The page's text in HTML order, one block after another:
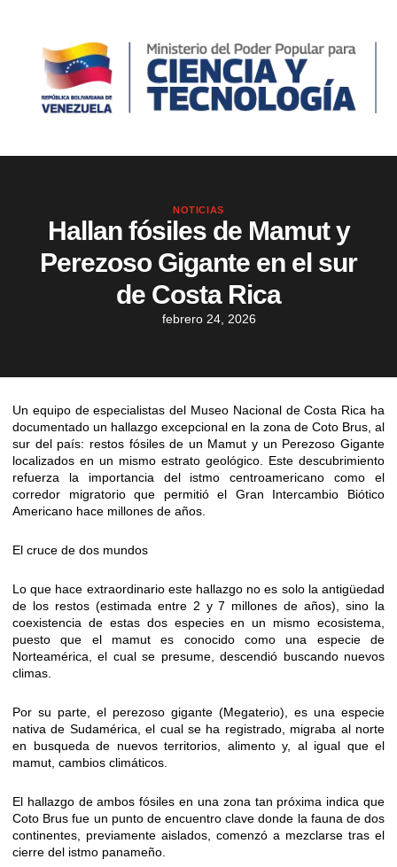
NOTICIAS
Hallan fósiles de Mamut y
Perezoso Gigante en el sur
de Costa Rica
febrero 24, 2026
Un equipo de especialistas del Museo Nacional de Costa Rica ha
documentado un hallazgo excepcional en la zona de Coto Brus, al
sur del país: restos fósiles de un Mamut y un Perezoso Gigante
localizados en un mismo estrato geológico. Este descubrimiento
refuerza la importancia del istmo centroamericano como el
corredor migratorio que permitió el Gran Intercambio Biótico
Americano hace millones de años.
El cruce de dos mundos
Lo que hace extraordinario este hallazgo no es solo la antigüedad
de los restos (estimada entre 2 y 7 millones de años), sino la
coexistencia de estas dos especies en un mismo ecosistema,
puesto que el mamut es conocido como una especie de
Norteamérica, el cual se presume, descendió buscando nuevos
climas.
Por su parte, el perezoso gigante (Megaterio), es una especie
nativa de Sudamérica, el cual se ha registrado, migraba al norte
en busqueda de nuevos territorios, alimento y, al igual que el
mamut, cambios climáticos.
El hallazgo de ambos fósiles en una zona tan próxima indica que
Coto Brus fue un punto de encuentro clave donde la fauna de dos
continentes, previamente aislados, comenzó a mezclarse tras el
cierre del istmo panameño.